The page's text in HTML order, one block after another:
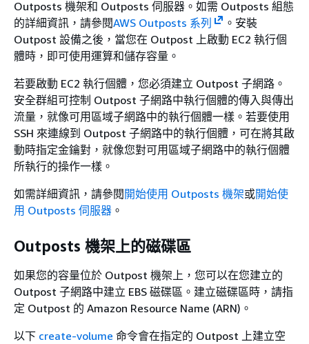
Outposts 機架和 Outposts 伺服器。如需 Outposts 組態
的詳細資訊，請參閱AWS Outposts 系列
。安裝
Outpost 設備之後，當您在 Outpost 上啟動 EC2 執行個
體時，即可使用運算和儲存容量。
若要啟動 EC2 執行個體，您必須建立 Outpost 子網路。
安全群組可控制 Outpost 子網路中執行個體的傳入與傳出
流量，就像可用區域子網路中的執行個體一樣。若要使用
SSH 來連線到 Outpost 子網路中的執行個體，可在將其啟
動時指定金鑰對，就像您對可用區域子網路中的執行個體
所執行的操作一樣。
如需詳細資訊，請參閱開始使用 Outposts 機架或開始使
用 Outposts 伺服器 。
Outposts 機架上的磁碟區
如果您的容量位於 Outpost 機架上，您可以在您建立的
Outpost 子網路中建立 EBS 磁碟區。建立磁碟區時，請指
定 Outpost 的 Amazon Resource Name (ARN)。
以下 create-volume 命令會在指定的 Outpost 上建立空